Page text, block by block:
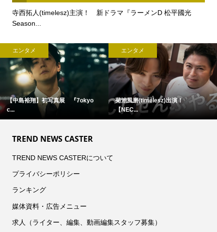
寺西拓人(timelesz)主演！ 新ドラマ『ラーメンD 松平國光
Season...
ンタメ
島裕翔】初写真展 『7okyo
エンタメ
菊池風磨(timelesz)出演！
【NEC...
髙
TREND NEWS CASTER
TREND NEWS CASTERについて
プライバシーポリシー
ランキング
媒体資料・広告メニュー
求人（ライター、編集、動画編集スタッフ募集）